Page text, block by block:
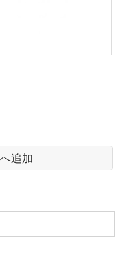
追加